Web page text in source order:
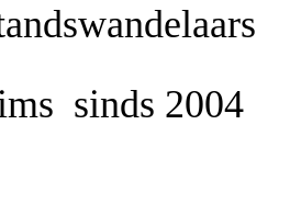
sinds 2004